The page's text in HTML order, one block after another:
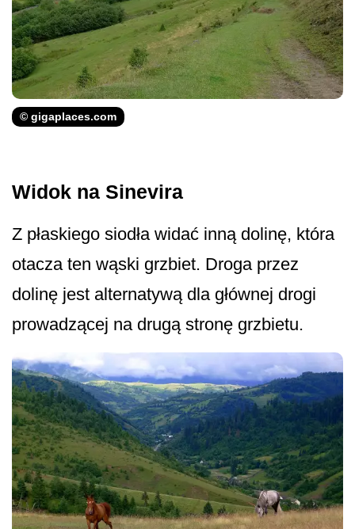
© gigaplaces.com
Widok na Sinevira
Z płaskiego siodła widać inną dolinę, która
otacza ten wąski grzbiet. Droga przez
dolinę jest alternatywą dla głównej drogi
prowadzącej na drugą stronę grzbietu.